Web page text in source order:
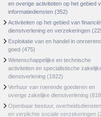
en overige activiteiten op het gebied
informatiediensten (352)
Activiteiten op het gebied van
dienstverlening en verzekeringen
Exploitatie van en handel in
goed (475)
Wetenschappelijke en technische
activiteiten en specialistische
dienstverlening (1922)
Verhuur van roerende goederen en
overige zakelijke dienstverlening
Openbaar bestuur, overheidsdiensten
en verplichte sociale verzekeringen